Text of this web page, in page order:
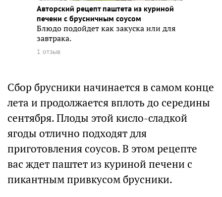
Авторский рецепт паштета из куриной
печени с брусничным соусом
Блюдо подойдет как закуска или для
завтрака.
1 отзыв
Сбор брусники начинается в самом конце
лета и продолжается вплоть до середины
сентября. Плоды этой кисло-сладкой
ягоды отлично подходят для
приготовления соусов. В этом рецепте
вас ждет паштет из куриной печени с
пикантным привкусом брусники.